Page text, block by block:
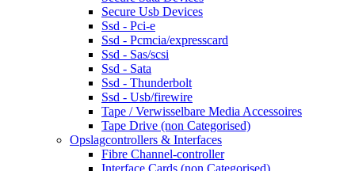
Secure Usb Devices
Ssd - Pci-e
Ssd - Pcmcia/expresscard
Ssd - Sas/scsi
Ssd - Sata
Ssd - Thunderbolt
Ssd - Usb/firewire
Tape / Verwisselbare Media Accessoires
Tape Drive (non Categorised)
Opslagcontrollers & Interfaces
Fibre Channel-controller
Interface Cards (non Categorised)